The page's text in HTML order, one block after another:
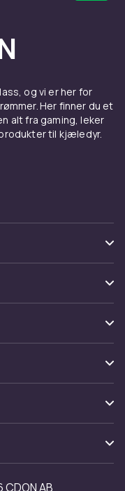
og vi er her for
Her finner du et
alt fra gaming, leker
til kjæledyr.
AB